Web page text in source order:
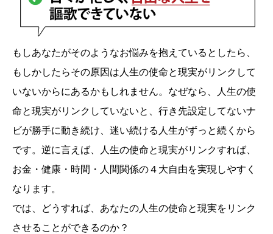
もしあなたがそのようなお悩みを抱えているとしたら、
もしかしたらその原因は人生の使命と現実がリンクして
いないからにあるかもしれません。なぜなら、人生の使
命と現実がリンクしていないと、行き先設定してないナ
ビが勝手に動き続け、迷い続ける人生がずっと続くから
です。逆に言えば、人生の使命と現実がリンクすれば、
お金・健康・時間・人間関係の４大自由を実現しやすく
なります。
では、どうすれば、あなたの人生の使命と現実をリンク
させることができるのか？